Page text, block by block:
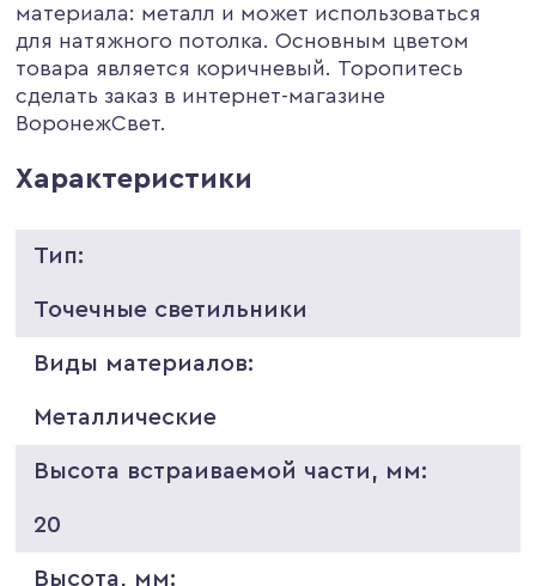
материала: металл и может использоваться
для натяжного потолка. Основным цветом
товара является коричневый. Торопитесь
сделать заказ в интернет-магазине
ВоронежСвет.
Характеристики
Тип:
Точечные светильники
Виды материалов:
Металлические
Высота встраиваемой части, мм:
20
Высота, мм: